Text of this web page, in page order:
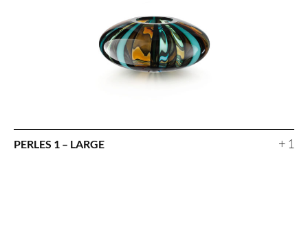
PERLES 1 – LARGE + 1